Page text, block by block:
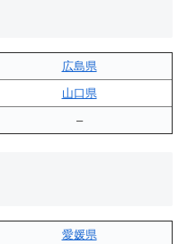
広島県
山口県
–
愛媛県